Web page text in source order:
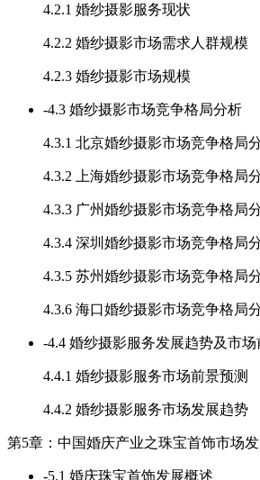
4.2.1 婚纱摄影服务现状
4.2.2 婚纱摄影市场需求人群规模
4.2.3 婚纱摄影市场规模
-4.3 婚纱摄影市场竞争格局分析
4.3.1 北京婚纱摄影市场竞争格局
4.3.2 上海婚纱摄影市场竞争格局
4.3.3 广州婚纱摄影市场竞争格局
4.3.4 深圳婚纱摄影市场竞争格局
4.3.5 苏州婚纱摄影市场竞争格局
4.3.6 海口婚纱摄影市场竞争格局
-4.4 婚纱摄影服务发展趋势及市场
4.4.1 婚纱摄影服务市场前景预测
4.4.2 婚纱摄影服务市场发展趋势
第5章：中国婚庆产业之珠宝首饰市场
-5.1 婚庆珠宝首饰发展概述